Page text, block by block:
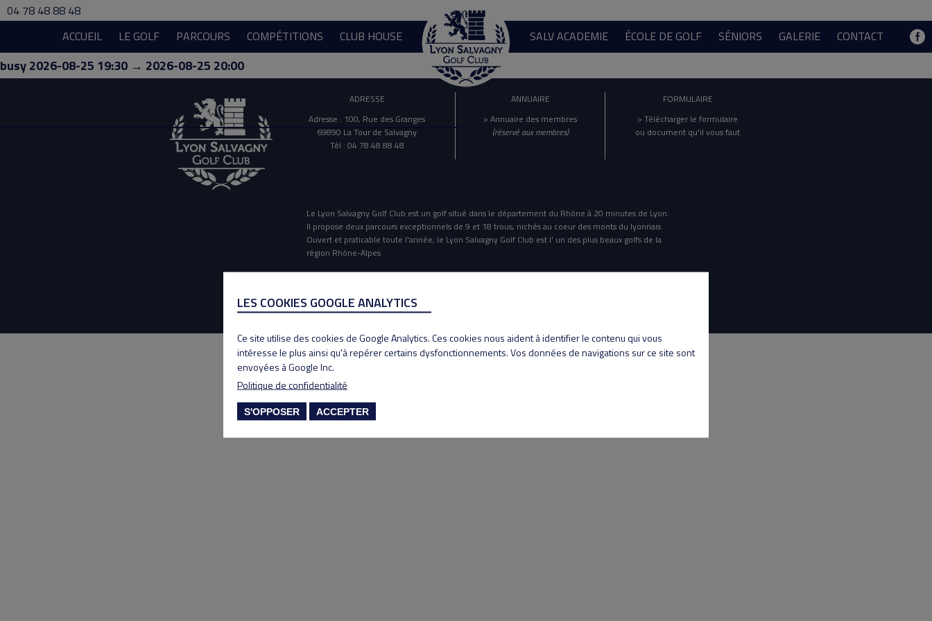
04 78 48 88 48
ACCUEIL
LE GOLF PARCOURS COMPÉTITIONS CLUB HOUSE SALV ACADEMIE ÉCOLE DE GOLF SÉNIORS GALERIE CONTACT
busy 2026-08-25 19:30 → 2026-08-25 20:00
ADRESSE
Adresse : 100, Rue des Granges
69890 La Tour de Salvagny
Tél : 04 78 48 88 48
ANNUAIRE
> Annuaire des membres
(réservé aux membres)
FORMULAIRE
> Télécharger le formulaire
ou document qu'il vous faut
Le Lyon Salvagny Golf Club est un golf situé dans le département du Rhône à 20 minutes de Lyon.
Il propose deux parcours exceptionnels de 9 et 18 trous, nichés au coeur des monts du lyonnais.
Ouvert et praticable toute l'année, le Lyon Salvagny Golf Club est l' un des plus beaux golfs de la
région Rhône-Alpes
Copyright 2020 Lyon Salvagny golf club
LES COOKIES GOOGLE ANALYTICS
Ce site utilise des cookies de Google Analytics. Ces cookies nous aident à identifier le contenu qui vous
intéresse le plus ainsi qu'à repérer certains dysfonctionnements. Vos données de navigations sur ce site sont
envoyées à Google Inc.
Politique de confidentialité
S'OPPOSER ACCEPTER